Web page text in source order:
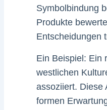
Symbolbindung
Produkte
Entscheidungen
Ein Beispiel: Ein
westlichen
assoziiert. Diese
formen